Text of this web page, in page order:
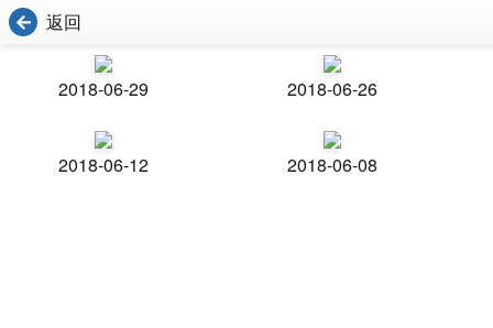
返回
2018-06-29 2018-06-26
2018-06-12 2018-06-08